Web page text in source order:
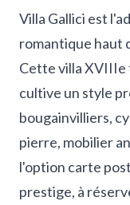
Villa Gallici est
romantique haut
Cette villa
cultive un style
bougainvilliers,
pierre, mobilier
l'option carte
prestige, à